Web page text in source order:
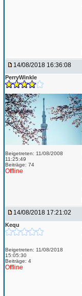
14/08/2018 16:36:08
PerryWinkle
Beigetreten: 11/08/2008
11:25:49
Beiträge: 74
Offline
14/08/2018 17:21:02
Kequ
Beigetreten: 11/08/2018
15:05:30
Beiträge: 4
Offline